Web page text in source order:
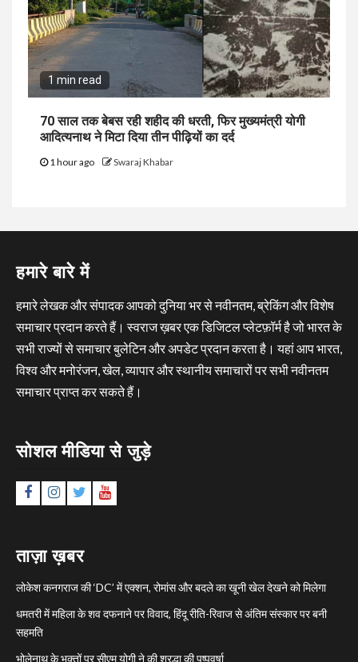
1 min read
70 साल तक बेबस रही शहीद की धरती, फिर मुख्यमंत्री योगी
आदित्यनाथ ने मिटा दिया तीन पीढ़ियों का दर्द
1 hour ago Swaraj Khabar
हमारे बारे में
हमारे लेखक और संपादक आपको दुनिया भर से नवीनतम, ब्रेकिंग और विशेष
समाचार प्रदान करते हैं। स्वराज ख़बर एक डिजिटल प्लेटफ़ॉर्म है जो भारत के
सभी राज्यों से समाचार बुलेटिन और अपडेट प्रदान करता है। यहां आप भारत,
विश्व और मनोरंजन, खेल, व्यापार और स्थानीय समाचारों पर सभी नवीनतम
समाचार प्राप्त कर सकते हैं।
सोशल मीडिया से जुड़े
FacebookInstagram
TwitterYouTube
ताज़ा ख़बर
लोकेश कनगराज की ‘DC’ में एक्शन, रोमांस और बदले का खूनी खेल देखने को मिलेगा
धमतरी में महिला के शव दफनाने पर विवाद, हिंदू रीति-रिवाज से अंतिम संस्कार पर बनी
सहमति
भोलेनाथ के भक्तों पर सीएम योगी ने की श्रद्धा की पुष्पवर्षा